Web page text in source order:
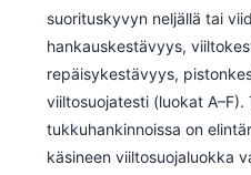
suorituskyvyn neljällä tai
hankauskestävyys,
repäisykestävyys,
viiltosuojatesti (luokat A–F).
tukkuhankinnoissa on
käsineen viiltosuojaluokka